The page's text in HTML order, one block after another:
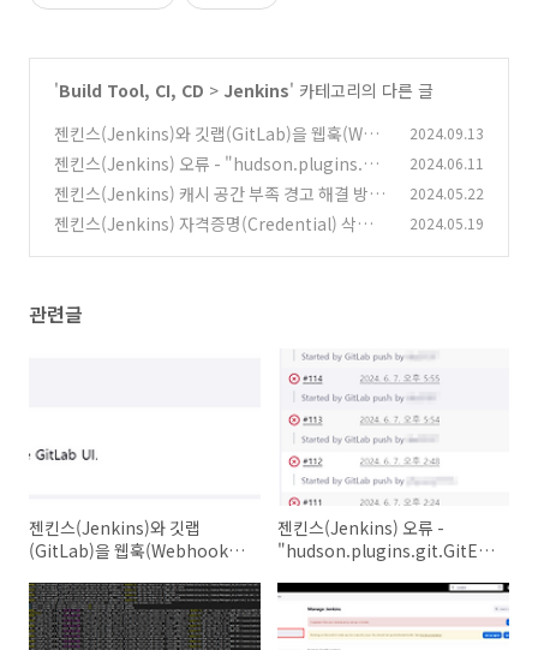
'Build Tool, CI, CD > Jenkins' 카테고리의 다른 글
젠킨스(Jenkins)와 깃랩(GitLab)을 웹훅(Web
hook)으로 연동하기 (0)
2024.09.13
젠킨스(Jenkins) 오류 - "hudson.plugins.gi
t.GitException: Could not init" (0)
2024.06.11
젠킨스(Jenkins) 캐시 공간 부족 경고 해결 방법
(0)
2024.05.22
젠킨스(Jenkins) 자격증명(Credential) 삭제하
2024.05.19
관련글
젠킨스(Jenkins)와 깃랩
(GitLab)을 웹훅(Webhook)
젠킨스(Jenkins) 오류 -